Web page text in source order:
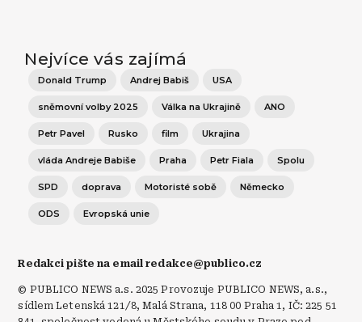
Nejvíce vás zajímá
Donald Trump Andrej Babiš USA
sněmovní volby 2025 Válka na Ukrajině ANO
Petr Pavel Rusko film Ukrajina
vláda Andreje Babiše Praha Petr Fiala Spolu
SPD doprava Motoristé sobě Německo
ODS Evropská unie
Redakci pište na email redakce@publico.cz
© PUBLICO NEWS a.s. 2025 Provozuje PUBLICO NEWS, a.s.,
sídlem Letenská 121/8, Malá Strana, 118 00 Praha 1, IČ: 225 51